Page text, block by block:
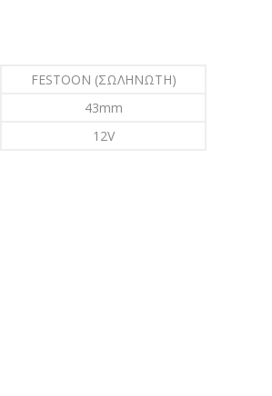
FESTOON (ΣΩΛΗΝΩΤΗ)
43mm
12V